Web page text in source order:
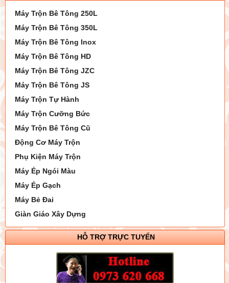
Máy Trộn Bê Tông 250L
Máy Trộn Bê Tông 350L
Máy Trộn Bê Tông Inox
Máy Trộn Bê Tông HD
Máy Trộn Bê Tông JZC
Máy Trộn Bê Tông JS
Máy Trộn Tự Hành
Máy Trộn Cưỡng Bức
Máy Trộn Bê Tông Cũ
Động Cơ Máy Trộn
Phụ Kiện Máy Trộn
Máy Ép Ngói Màu
Máy Ép Gạch
Máy Bẻ Đai
Giàn Giáo Xây Dựng
HỖ TRỢ TRỰC TUYẾN